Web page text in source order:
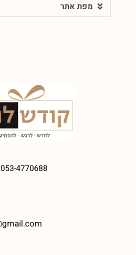
מפת אתר
053-4770688